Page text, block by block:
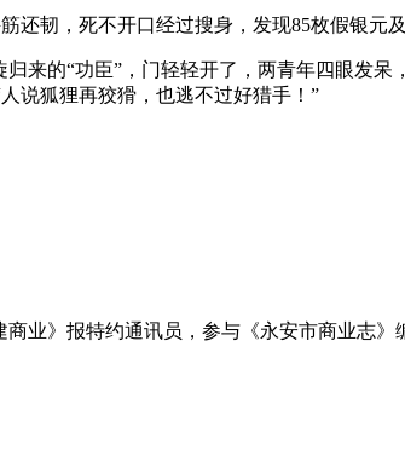
韧，死不开口经过搜身，发现85枚假银元
来的“功臣”，门轻轻开了，两青年四眼发
说狐狸再狡猾，也逃不过好猎手！”
业》报特约通讯员，参与《永安市商业志》